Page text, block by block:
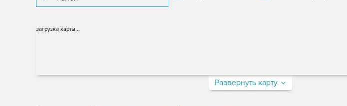
загрузка карты...
Развернуть карту